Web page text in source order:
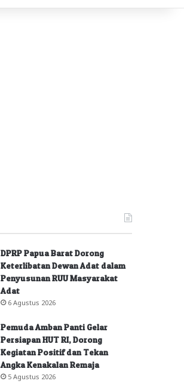
DPRP Papua Barat Dorong
Keterlibatan Dewan Adat dalam
Penyusunan RUU Masyarakat
Adat
6 Agustus 2026
Pemuda Amban Panti Gelar
Persiapan HUT RI, Dorong
Kegiatan Positif dan Tekan
Angka Kenakalan Remaja
5 Agustus 2026